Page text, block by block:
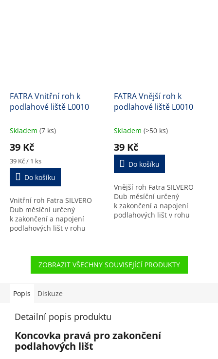
FATRA Vnitřní roh k
podlahové liště L0010
Skladem (7 ks)
39 Kč
Měrná
cena:
39 Kč / 1 ks
Do košíku
Vnitřní roh Fatra SILVERO
Dub měsíční určený
k zakončení a napojení
podlahových lišt v rohu
FATRA Vnější roh k
podlahové liště L0010
Skladem (>50 ks)
39 Kč
Do košíku
Vnější roh Fatra SILVERO
Dub měsíční určený
k zakončení a napojení
podlahových lišt v rohu
ZOBRAZIT VŠECHNY SOUVISEJÍCÍ PRODUKTY
Popis Diskuze
Detailní popis produktu
Koncovka pravá pro zakončení
podlahových lišt